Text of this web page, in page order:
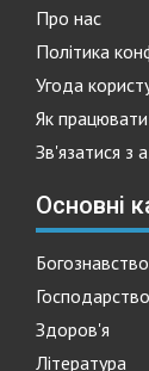
Про нас
Політика
Угода
Як
Зв'язатися з
Основні
Богознавство
Господарство
Здоров'я
Література